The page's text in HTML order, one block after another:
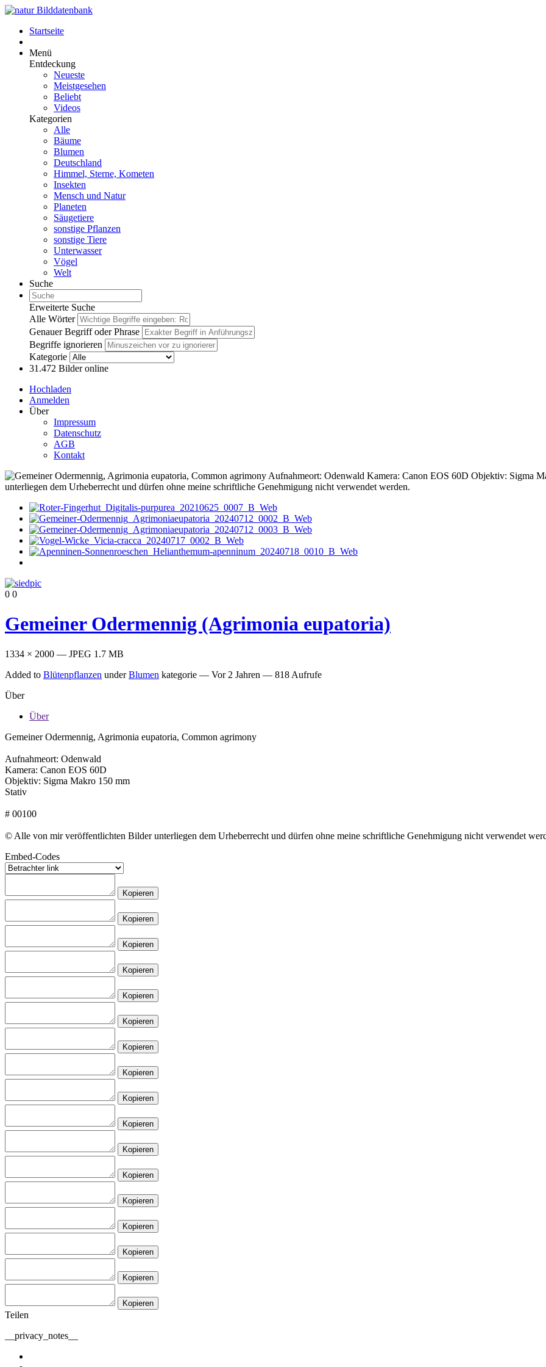
Startseite
Menü
Entdeckung
Neueste
Meistgesehen
Beliebt
Videos
Kategorien
Alle
Bäume
Blumen
Deutschland
Himmel, Sterne, Kometen
Insekten
Mensch und Natur
Planeten
Säugetiere
sonstige Pflanzen
sonstige Tiere
Unterwasser
Vögel
Welt
Suche
Erweiterte Suche
Alle Wörter
Genauer Begriff oder Phrase
Begriffe ignorieren
Kategorie
31.472 Bilder online
Hochladen
Anmelden
Über
Impressum
Datenschutz
AGB
Kontakt
0 0
Gemeiner Odermennig (Agrimonia eupatoria)
1334 × 2000 — JPEG 1.7 MB
Added to Blütenpflanzen underBlumen kategorie — Vor 2 Jahren — 818 Aufrufe
Über
Über
Gemeiner Odermennig, Agrimonia eupatoria, Common agrimony
Aufnahmeort: Odenwald
Kamera: Canon EOS 60D
Objektiv: Sigma Makro 150 mm
Stativ
# 00100
© Alle von mir veröffentlichten Bilder unterliegen dem Urheberrecht und dürfen ohne meine schriftliche Genehmigung nicht verwendet
Embed-Codes
Kopieren
Kopieren
Kopieren
Kopieren
Kopieren
Kopieren
Kopieren
Kopieren
Kopieren
Kopieren
Kopieren
Kopieren
Kopieren
Kopieren
Kopieren
Kopieren
Kopieren
Teilen
__privacy_notes__